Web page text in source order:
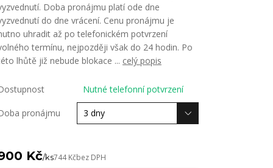
Doba pronájmu platí ode dne
do dne vrácení. Cenu pronájmu je
uhradit až po telefonickém potvrzení
termínu, nejpozději však do 24 hodin. Po
lhůtě již nebude blokace ... celý popis
Nutné telefonní potvrzení
pronájmu
Kč/ks744 Kčbez DPH